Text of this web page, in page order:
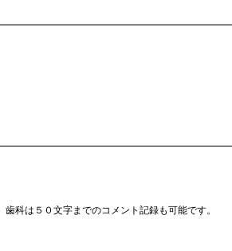
科は５０文字までのコメント記録も可能です。